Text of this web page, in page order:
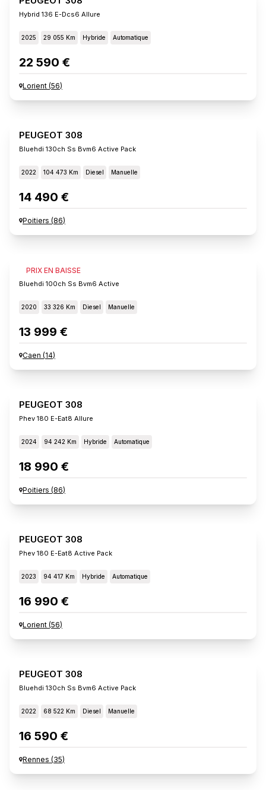
Hybrid 136 E-Dcs6 Allure
2025 29 055 Km Hybride Automatique
22 590 €
Lorient (56)
PEUGEOT 308
Bluehdi 130ch Ss Bvm6 Active Pack
2022 104 473 Km Diesel Manuelle
14 490 €
Poitiers (86)
PRIX EN BAISSE
PEUGEOT 308
Bluehdi 100ch Ss Bvm6 Active
2020 33 326 Km Diesel Manuelle
13 999 €
Caen (14)
PEUGEOT 308
Phev 180 E-Eat8 Allure
2024 94 242 Km Hybride Automatique
18 990 €
Poitiers (86)
PEUGEOT 308
Phev 180 E-Eat8 Active Pack
2023 94 417 Km Hybride Automatique
16 990 €
Lorient (56)
PEUGEOT 308
Bluehdi 130ch Ss Bvm6 Active Pack
2022 68 522 Km Diesel Manuelle
16 590 €
Rennes (35)